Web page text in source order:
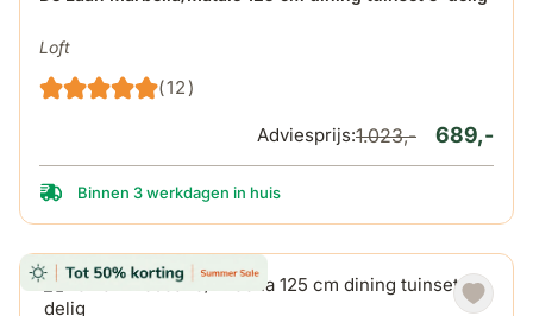
Loft
(12)
689,-
Adviesprijs:1.023,-
Binnen 3 werkdagen in huis